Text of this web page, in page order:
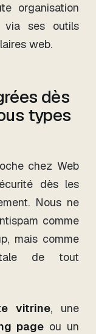
organisation
via ses outils
web.
dès
types
chez Web
dès les
Nous ne
comme
mais comme
de tout
vitrine, une
pageou un